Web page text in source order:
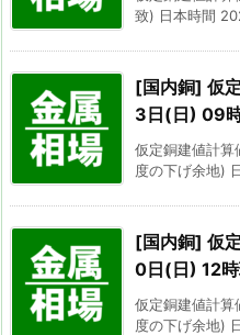
致) 日本時間
[国内銅] 仮
3日(日) 09
仮定銅建値計算
度の下げ余地)
[国内銅] 仮
0日(日) 12
仮定銅建値計算
度の下げ余地)